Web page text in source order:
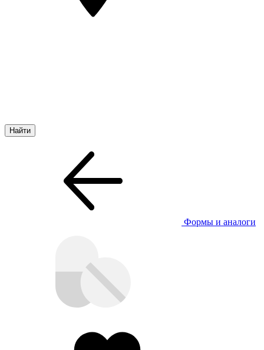
Формы и аналоги